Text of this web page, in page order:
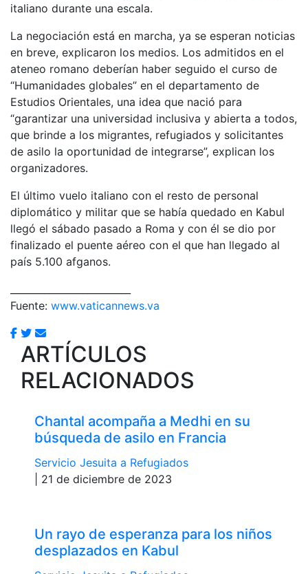
italiano durante una escala.
La negociación está en marcha, ya se esperan noticias
en breve, explicaron los medios. Los admitidos en el
ateneo romano deberían haber seguido el curso de
“Humanidades globales” en el departamento de
Estudios Orientales, una idea que nació para
“garantizar una universidad inclusiva y abierta a todos,
que brinde a los migrantes, refugiados y solicitantes
de asilo la oportunidad de integrarse”, explican los
organizadores.
El último vuelo italiano con el resto de personal
diplomático y militar que se había quedado en Kabul
llegó el sábado pasado a Roma y con él se dio por
finalizado el puente aéreo con el que han llegado al
país 5.100 afganos.
Fuente: www.vaticannews.va
ARTÍCULOS
RELACIONADOS
Chantal acompaña a Medhi en su
búsqueda de asilo en Francia
Servicio Jesuita a Refugiados
| 21 de diciembre de 2023
Un rayo de esperanza para los niños
desplazados en Kabul